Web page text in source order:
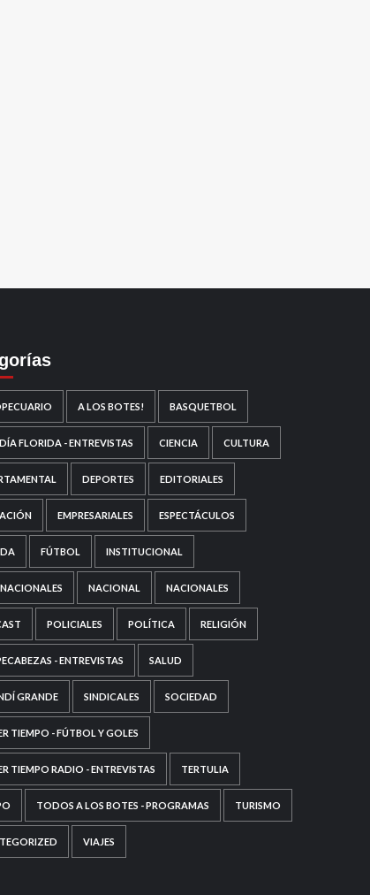
A LOS BOTES! BASQUETBOL
FLORIDA - ENTREVISTAS CIENCIA CULTURA
DEPORTES EDITORIALES
EMPRESARIALES ESPECTÁCULOS
FÚTBOL INSTITUCIONAL
NACIONAL NACIONALES
POLICIALES POLÍTICA RELIGIÓN
- ENTREVISTAS SALUD
GRANDE SINDICALES SOCIEDAD
TIEMPO - FÚTBOL Y GOLES
TIEMPO RADIO - ENTREVISTAS TERTULIA
TODOS A LOS BOTES - PROGRAMAS TURISMO
VIAJES